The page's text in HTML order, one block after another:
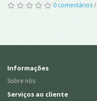
0 comentários/
Informações
Sobre nós
Serviços ao cliente